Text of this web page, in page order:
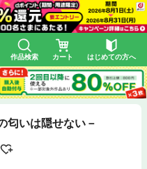
作品検索 カート はじめての方へ
匂いは隠せない－